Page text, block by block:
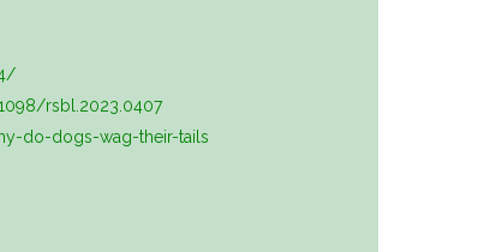
rsbl.2023.0407
do-dogs-wag-their-tails